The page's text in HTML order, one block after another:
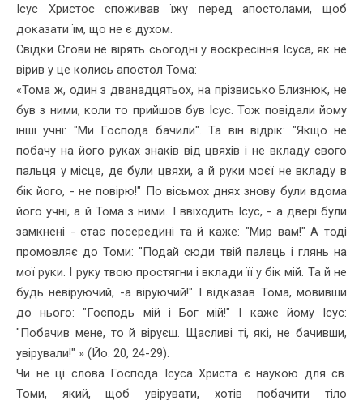
Ісус Христос споживав їжу перед апостолами, щоб
доказати їм, що не є духом.
Свідки Єгови не вірять сьогодні у воскресіння Ісуса, як не
вірив у це колись апостол Тома:
«Тома ж, один з дванадцятьох, на прізвисько Близнюк, не
був з ними, коли то прийшов був Ісус. Тож повідали йому
інші учні: "Ми Господа бачили". Та він відрік: "Якщо не
побачу на його руках зна­ків від цвяхів і не вкладу свого
пальця у місце, де були цвяхи, а й руки моєї не вкладу в
бік його, - не повірю!" По вісьмох днях знову були вдома
його учні, а й Тома з ними. І ввіходить Ісус, - а двері були
замкнені - стає посередині та й каже: "Мир вам!" А тоді
промовляє до Томи: "Подай сюди твій палець і глянь на
мої руки. І руку твою простягни і вклади її у бік мій. Та й не
будь невіруючий, -а віруючий!" І відказав Тома, мовивши
до нього: "Господь мій і Бог мій!" І каже йому Ісус:
"Побачив мене, то й віруєш. Щасливі ті, які, не бачивши,
увірували!" » (Йо. 20, 24-29).
Чи не ці слова Господа Ісуса Христа є наукою для св.
Томи, який, щоб увірувати, хотів побачити тіло